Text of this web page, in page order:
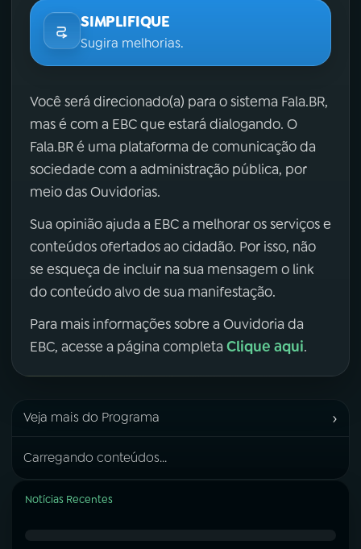
SIMPLIFIQUE
Sugira melhorias.
Você será direcionado(a) para o sistema Fala.BR,
mas é com a EBC que estará dialogando. O
Fala.BR é uma plataforma de comunicação da
sociedade com a administração pública, por
meio das Ouvidorias.
Sua opinião ajuda a EBC a melhorar os serviços e
conteúdos ofertados ao cidadão. Por isso, não
se esqueça de incluir na sua mensagem o link
do conteúdo alvo de sua manifestação.
Para mais informações sobre a Ouvidoria da
EBC, acesse a página completa Clique aqui.
Veja mais do Programa ›
Carregando conteúdos...
Notícias Recentes